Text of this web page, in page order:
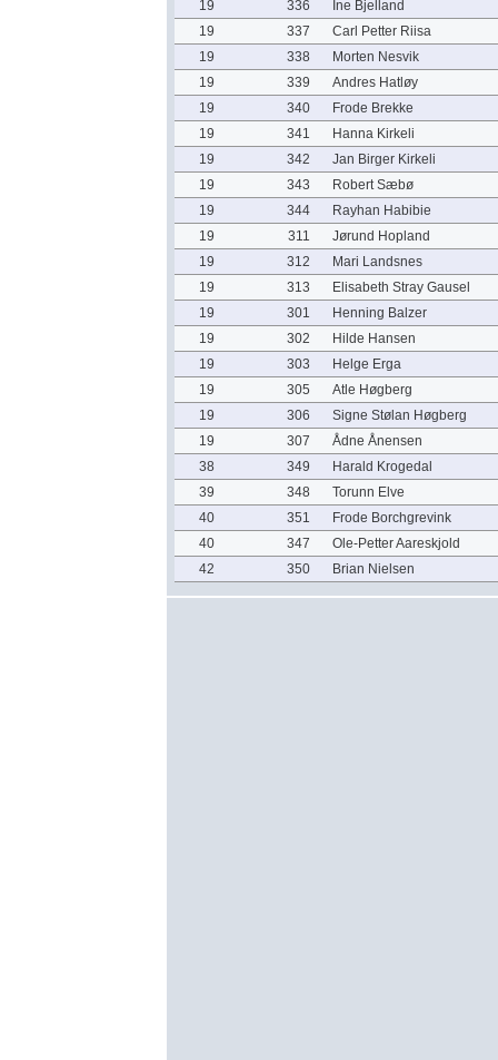
19
336
Ine Bjelland
19
337
Carl Petter Riisa
19
338
Morten Nesvik
19
339
Andres Hatløy
19
340
Frode Brekke
19
341
Hanna Kirkeli
19
342
Jan Birger Kirkeli
19
343
Robert Sæbø
19
344
Rayhan Habibie
19
311
Jørund Hopland
19
312
Mari Landsnes
19
313
Elisabeth Stray Gausel
19
301
Henning Balzer
19
302
Hilde Hansen
19
303
Helge Erga
19
305
Atle Høgberg
19
306
Signe Stølan Høgberg
19
307
Ådne Ånensen
38
349
Harald Krogedal
39
348
Torunn Elve
40
351
Frode Borchgrevink
40
347
Ole-Petter Aareskjold
42
350 Brian Nielsen